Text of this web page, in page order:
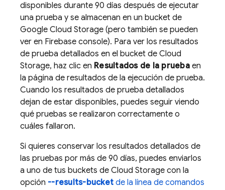
disponibles durante 90 días después de ejecutar
una prueba y se almacenan en un bucket de
Google Cloud Storage (pero también se pueden
ver en Firebase console). Para ver los resultados
de prueba detallados en el bucket de Cloud
Storage, haz clic en Resultados de la pruebaen
la página de resultados de la ejecución de prueba.
Cuando los resultados de prueba detallados
dejan de estar disponibles, puedes seguir viendo
qué pruebas se realizaron correctamente o
cuáles fallaron.
Si quieres conservar los resultados detallados de
las pruebas por más de 90 días, puedes enviarlos
a uno de tus buckets de Cloud Storage con la
opción --results-bucket de la línea de comandos